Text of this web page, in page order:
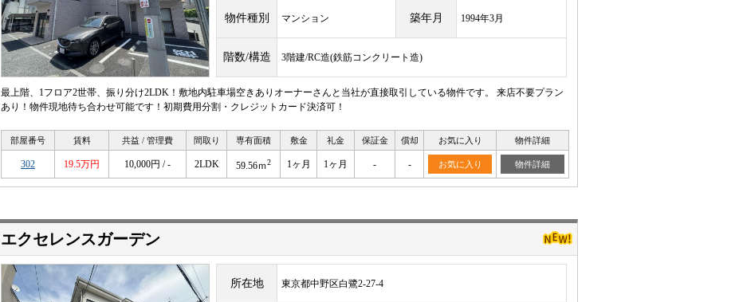
物件種別 マンション 築年月 1994年3月
階数/構造 3階建/RC造(鉄筋コンクリート造)
最上階、1フロア2世帯、振り分け2LDK！敷地内駐車場空きありオーナーさんと当社が直接取引している物件です。 来店不要プラン
あり！物件現地待ち合わせ可能です！初期費用分割・クレジットカード決済可！
部屋番号 賃料 共益 / 管理費 間取り 専有面積 敷金 礼金 保証金 償却 お気に入り 物件詳細
302 19.5万円 10,000円 / - 2LDK 59.56ｍ2 1ヶ月 1ヶ月 - - お気に入り 物件詳細
エクセレンスガーデン
所在地 東京都中野区白鷺2-27-4